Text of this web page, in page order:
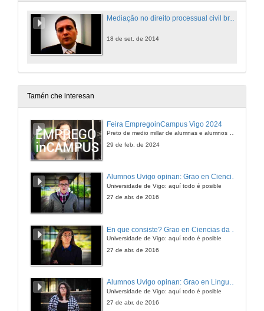
Mediação no direito processual civil brasileiro
18 de set. de 2014
Tamén che interesan
Feira EmpregoinCampus Vigo 2024
Preto de medio millar de alumnas e alumnos buscan coñecer máis de preto as oportunidades que lles achegan as arredor de medio cento de empresas que participan na edición viguesa da feira. Xunto coa visita aos stands, durante a feria desenvólvense varias actividades complementarias, como obradoiros, conversas, mesas redondas ou o pasaporte de empregabilidade, un espazo no que poderán recibir asesoramento sobre o seu CV.
29 de feb. de 2024
Alumnos Uvigo opinan: Grao en Ciencias da Linguaxe e Estudos Literarios
Universidade de Vigo: aquí todo é posible
27 de abr. de 2016
Universidade de Vigo: aquí todo é posible
27 de abr. de 2016
Alumnos Uvigo opinan: Grao en Linguas Estranxeiras
Universidade de Vigo: aquí todo é posible
27 de abr. de 2016